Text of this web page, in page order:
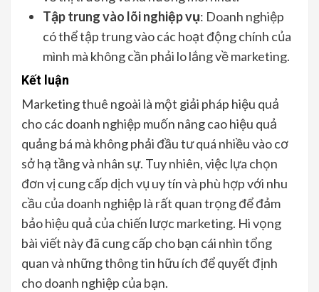
Tập trung vào lõi nghiệp vụ: Doanh nghiệp
có thể tập trung vào các hoạt động chính của
mình mà không cần phải lo lắng về marketing.
Kết luận
Marketing thuê ngoài là một giải pháp hiệu quả
cho các doanh nghiệp muốn nâng cao hiệu quả
quảng bá mà không phải đầu tư quá nhiều vào cơ
sở hạ tầng và nhân sự. Tuy nhiên, việc lựa chọn
đơn vị cung cấp dịch vụ uy tín và phù hợp với nhu
cầu của doanh nghiệp là rất quan trọng để đảm
bảo hiệu quả của chiến lược marketing. Hi vọng
bài viết này đã cung cấp cho bạn cái nhìn tổng
quan và những thông tin hữu ích để quyết định
cho doanh nghiệp của bạn.